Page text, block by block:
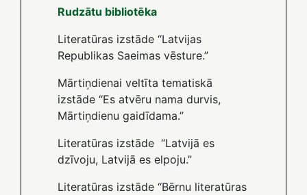
Rudzātu bibliotēka
Literatūras izstāde “Latvijas
Republikas Saeimas vēsture.”
Mārtiņdienai veltīta tematiskā
izstāde “Es atvēru nama durvis,
Mārtiņdienu gaidīdama.”
Literatūras izstāde “Latvijā es
dzīvoju, Latvijā es elpoju.”
Literatūras izstāde “Bērnu literatūras